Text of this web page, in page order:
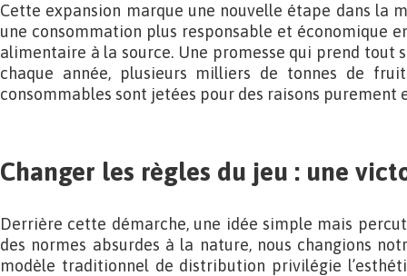
Cette expansion marque une nouvelle étape dans la
une consommation plus responsable et économique
alimentaire à la source. Une promesse qui prend tout
chaque année, plusieurs milliers de tonnes de
consommables sont jetées pour des raisons purement
Changer les règles du jeu : une
Derrière cette démarche, une idée simple mais
des normes absurdes à la nature, nous changions
modèle traditionnel de distribution privilégie